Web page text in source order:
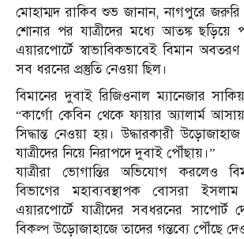
মোহাম্মদ রাকিব শুভ জানান, নাগপুরে
শোনার পর যাত্রীদের মধ্যে আতঙ্ক
এয়ারপোর্টে স্বাভাবিকভাবেই বিমান
সব ধরনের প্রস্তুতি নেওয়া ছিল।
বিমানের দুবাই রিজিওনাল ম্যানেজার
“কার্গো কেবিন থেকে ফায়ার অ্যালার্ম
সিদ্ধান্ত নেওয়া হয়। উদ্ধারকারী
যাত্রীদের নিয়ে নিরাপদে দুবাই পৌঁছায়।”
যাত্রীরা ভোগান্তির অভিযোগ করলেও
বিভাগের মহাব্যবস্থাপক বোসরা
এয়ারপোর্টে যাত্রীদের সবধরনের সাপোর্ট
বিকল্প উড়োজাহাজে তাদের গন্তব্যে পৌঁছে